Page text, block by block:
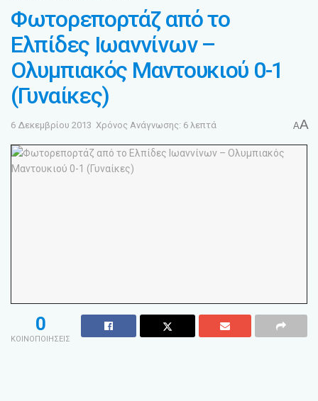
Φωτορεπορτάζ από το
Ελπίδες Ιωαννίνων –
Ολυμπιακός Μαντουκιού 0-1
(Γυναίκες)
6 Δεκεμβρίου 2013 Χρόνος Ανάγνωσης: 6 λεπτά AA
0
ΚΟΙΝΟΠΟΙΗΣΕΙΣ